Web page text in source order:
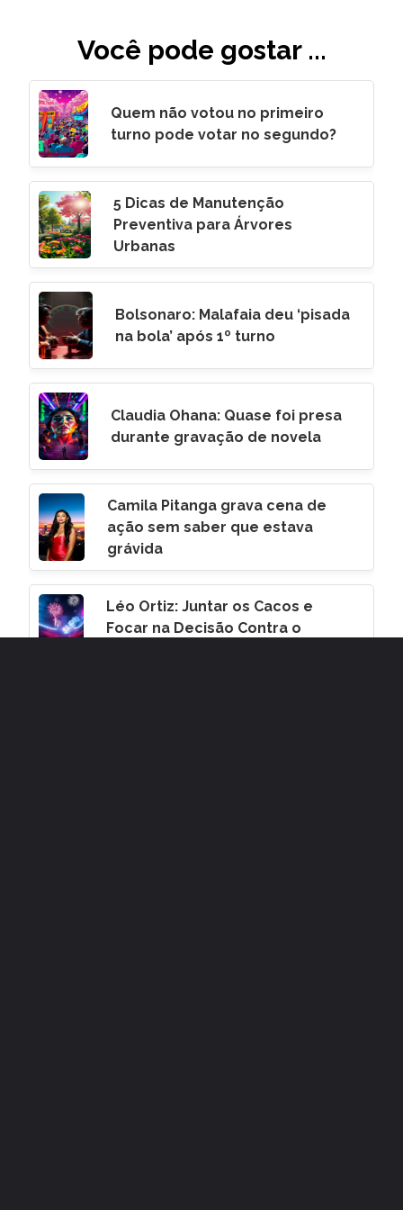
Você pode gostar ...
Quem não votou no primeiro
turno pode votar no segundo?
5 Dicas de Manutenção
Preventiva para Árvores
Urbanas
Bolsonaro: Malafaia deu ‘pisada
na bola’ após 1º turno
Claudia Ohana: Quase foi presa
durante gravação de novela
Camila Pitanga grava cena de
ação sem saber que estava
grávida
Léo Ortiz: Juntar os Cacos e
Focar na Decisão Contra o